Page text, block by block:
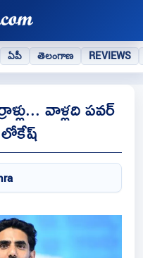
ఏపీ తెలంగాణ REVIEWS
వాళ్లది పవర్